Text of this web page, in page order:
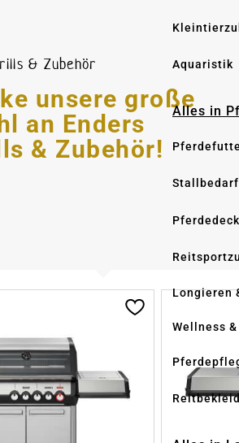
Aquaristik
Alles in
Stallbedarf
Longieren
Wellness
& Zubehör
unsere große
an Enders
& Zubehör!